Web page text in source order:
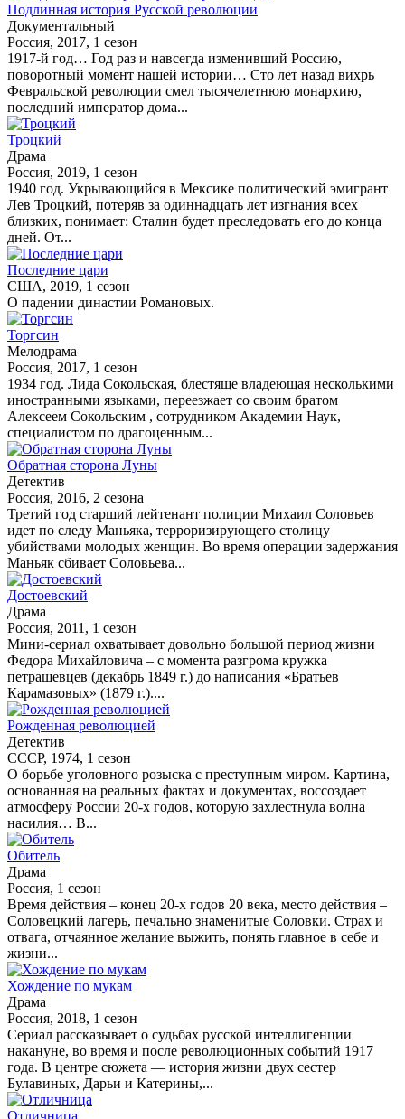
Подлинная история Русской революции
Документальный
Россия, 2017, 1 сезон
1917-й год… Год раз и навсегда изменивший Россию,
поворотный момент нашей истории… Сто лет назад вихрь
Февральской революции смел тысячелетнюю монархию,
последний император дома...
Троцкий
Драма
Россия, 2019, 1 сезон
1940 год. Укрывающийся в Мексике политический эмигрант
Лев Троцкий, потеряв за одиннадцать лет изгнания всех
близких, понимает: Сталин будет преследовать его до конца
дней. От...
Последние цари
США, 2019, 1 сезон
О падении династии Романовых.
Торгсин
Мелодрама
Россия, 2017, 1 сезон
1934 год. Лида Сокольская, блестяще владеющая несколькими
иностранными языками, переезжает со своим братом
Алексеем Сокольским , сотрудником Академии Наук,
специалистом по драгоценным...
Обратная сторона Луны
Детектив
Россия, 2016, 2 сезона
Третий год старший лейтенант полиции Михаил Соловьев
идет по следу Маньяка, терроризирующего столицу
убийствами молодых женщин. Во время операции задержания
Маньяк сбивает Соловьева...
Достоевский
Драма
Россия, 2011, 1 сезон
Мини-сериал охватывает довольно большой период жизни
Федора Михайловича – с момента разгрома кружка
петрашевцев (декабрь 1849 г.) до написания «Братьев
Карамазовых» (1879 г.)....
Рожденная революцией
Детектив
СССР, 1974, 1 сезон
О борьбе уголовного розыска с преступным миром. Картина,
основанная на реальных фактах и документах, воссоздает
атмосферу России 20-х годов, которую захлестнула волна
насилия… В...
Обитель
Драма
Россия, 1 сезон
Время действия – конец 20-х годов 20 века, место действия –
Соловецкий лагерь, печально знаменитые Соловки. Страх и
отвага, отчаянное желание выжить, понять главное в себе и
жизни...
Хождение по мукам
Драма
Россия, 2018, 1 сезон
Сериал рассказывает о судьбах русской интеллигенции
накануне, во время и после революционных событий 1917
года. В центре сюжета — история жизни двух сестер
Булавиных, Дарьи и Катерины,...
Отличница